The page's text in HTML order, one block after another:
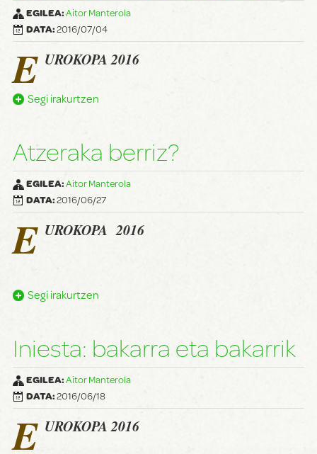
EGILEA:Aitor Manterola
DATA:2016/07/04
E UROKOPA 2016
Segi irakurtzen
Atzeraka berriz?
EGILEA:Aitor Manterola
DATA:2016/06/27
E UROKOPA 2016
Segi irakurtzen
Iniesta: bakarra eta bakarrik
EGILEA:Aitor Manterola
DATA:2016/06/18
E UROKOPA 2016